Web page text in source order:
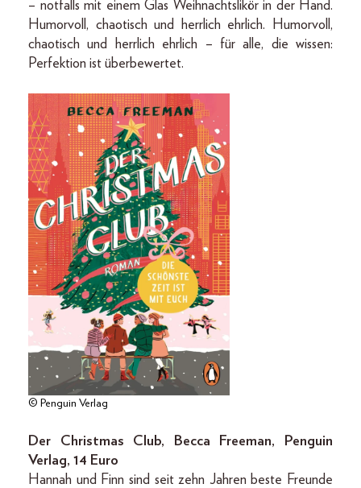
– notfalls mit einem Glas Weihnachtslikör in der Hand.
Humorvoll, chaotisch und herrlich ehrlich. Humorvoll,
chaotisch und herrlich ehrlich – für alle, die wissen:
Perfektion ist überbewertet.
© Penguin Verlag
Der Christmas Club, Becca Freeman, Penguin
Verlag, 14 Euro
Hannah und Finn sind seit zehn Jahren beste Freunde